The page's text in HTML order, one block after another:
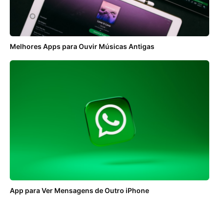
Melhores Apps para Ouvir Músicas Antigas
App para Ver Mensagens de Outro iPhone